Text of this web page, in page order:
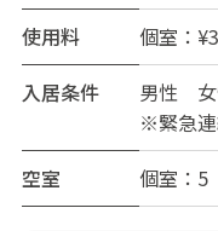
使用料
個室：
入居条件
男性
※緊急
空室
個室：5